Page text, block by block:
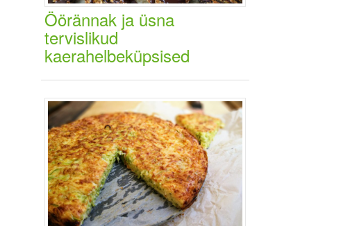
Öörännak ja üsna
tervislikud
kaerahelbeküpsised